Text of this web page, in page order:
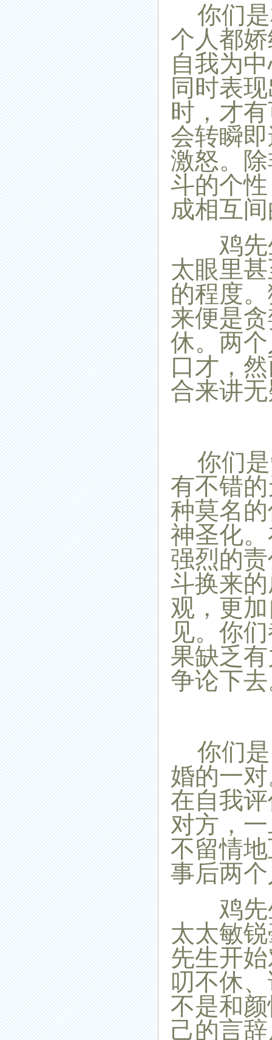
你们是
个人都
自我为
同时表
时，才
会转瞬
激怒。
斗的个
成相互
鸡先生
太眼里
的程度
来便是
休。两
口才，
合来讲
你们是
有不错
种莫名
神圣化
强烈的
斗换来
观，更
见。你
果缺乏
争论下
你们是
婚的一
在自我
对方，
不留情
事后两
鸡先生
太太敏
先生开
叨不休
不是和
己的言